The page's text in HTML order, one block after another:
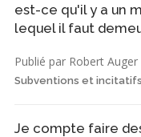
est-ce qu'il y a un
lequel il faut
Publié par Robert Auger
Subventions et incitatifs
Je compte faire